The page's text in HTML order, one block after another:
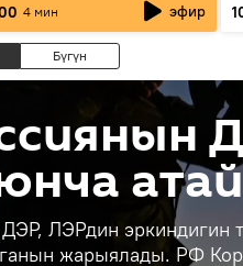
4 мин эфир
Бүгүн
ЛЭРдин эркиндигин
жарыялады. РФ